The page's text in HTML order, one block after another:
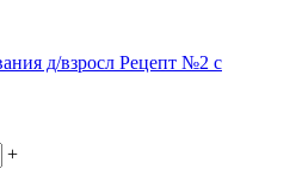
д/взросл Рецепт №2 с
+